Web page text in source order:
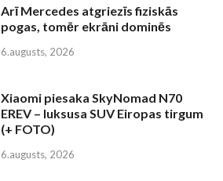
Arī Mercedes atgriezīs fiziskās
pogas, tomēr ekrāni dominēs
6.augusts, 2026
Xiaomi piesaka SkyNomad N70
EREV – luksusa SUV Eiropas tirgum
(+ FOTO)
6.augusts, 2026